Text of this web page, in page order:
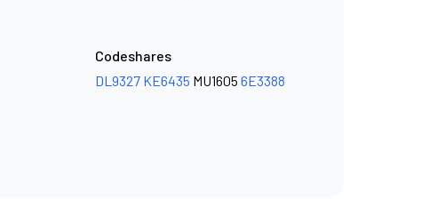
Codeshares
DL9327 KE6435 MU1605 6E3388